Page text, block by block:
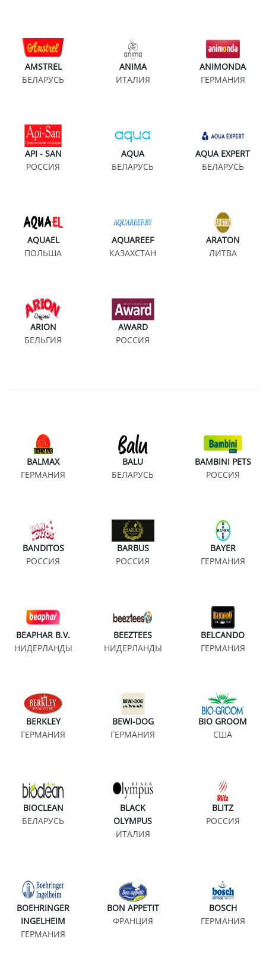
AMSTREL
БЕЛАРУСЬ
ANIMA
ИТАЛИЯ
ANIMONDA
ГЕРМАНИЯ
API - SAN
РОССИЯ
AQUA
БЕЛАРУСЬ
AQUA EXPERT
БЕЛАРУСЬ
AQUAEL
ПОЛЬША
AQUAREEF
КАЗАХСТАН
ARATON
ЛИТВА
ARION
БЕЛЬГИЯ
AWARD
РОССИЯ
BALMAX
ГЕРМАНИЯ
BALU
БЕЛАРУСЬ
BAMBINI PETS
РОССИЯ
BANDITOS
РОССИЯ
BARBUS
РОССИЯ
BAYER
ГЕРМАНИЯ
BEAPHAR B.V.
НИДЕРЛАНДЫ
BEEZTEES
НИДЕРЛАНДЫ
BELCANDO
ГЕРМАНИЯ
BERKLEY
ГЕРМАНИЯ
BEWI-DOG
ГЕРМАНИЯ
BIO GROOM
США
BIOCLEAN
БЕЛАРУСЬ
BLACK
OLYMPUS
ИТАЛИЯ
BLITZ
РОССИЯ
BOEHRINGER
INGELHEIM
ГЕРМАНИЯ
BON APPETIT
ФРАНЦИЯ
BOSCH
ГЕРМАНИЯ